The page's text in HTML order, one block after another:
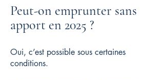
Peut-on emprunter sans
apport en 2025 ?
Oui, c’est possible sous certaines
conditions.